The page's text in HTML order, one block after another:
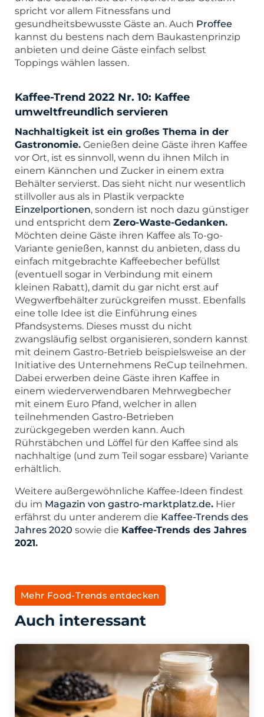
spricht vor allem Fitnessfans und
gesundheitsbewusste Gäste an. Auch Proffee
kannst du bestens nach dem Baukastenprinzip
anbieten und deine Gäste einfach selbst
Toppings wählen lassen.
Kaffee-Trend 2022 Nr. 10: Kaffee
umweltfreundlich servieren
Nachhaltigkeit ist ein großes Thema in der
Gastronomie. Genießen deine Gäste ihren Kaffee
vor Ort, ist es sinnvoll, wenn du ihnen Milch in
einem Kännchen und Zucker in einem extra
Behälter servierst. Das sieht nicht nur wesentlich
stillvoller aus als in Plastik verpackte
Einzelportionen, sondern ist noch dazu günstiger
und entspricht dem Zero-Waste-Gedanken.
Möchten deine Gäste ihren Kaffee als To-go-
Variante genießen, kannst du anbieten, dass du
einfach mitgebrachte Kaffeebecher befüllst
(eventuell sogar in Verbindung mit einem
kleinen Rabatt), damit du gar nicht erst auf
Wegwerfbehälter zurückgreifen musst. Ebenfalls
eine tolle Idee ist die Einführung eines
Pfandsystems. Dieses musst du nicht
zwangsläufig selbst organisieren, sondern kannst
mit deinem Gastro-Betrieb beispielsweise an der
Initiative des Unternehmens ReCup teilnehmen.
Dabei erwerben deine Gäste ihren Kaffee in
einem wiederverwendbaren Mehrwegbecher
mit einem Euro Pfand, welcher in allen
teilnehmenden Gastro-Betrieben
zurückgegeben werden kann. Auch
Rührstäbchen und Löffel für den Kaffee sind als
nachhaltige (und zum Teil sogar essbare) Variante
erhältlich.
Weitere außergewöhnliche Kaffee-Ideen findest
du im Magazin von gastro-marktplatz.de. Hier
erfährst du unter anderem die Kaffee-Trends des
Jahres 2020 sowie die Kaffee-Trends des Jahres
2021.
Mehr Food-Trends entdecken
Auch interessant